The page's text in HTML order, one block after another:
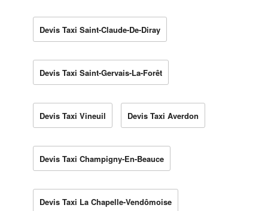
Devis Taxi Saint-Claude-De-Diray
Devis Taxi Saint-Gervais-La-Forêt
Devis Taxi Vineuil Devis Taxi Averdon
Devis Taxi Champigny-En-Beauce
Devis Taxi La Chapelle-Vendômoise